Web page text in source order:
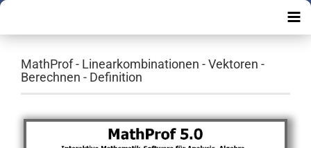
MathProf - Linearkombinationen - Vektoren -
Berechnen - Definition